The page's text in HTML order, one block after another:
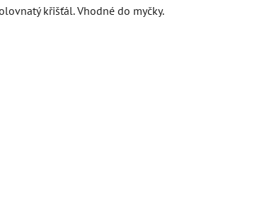
křišťál. Vhodné do myčky.